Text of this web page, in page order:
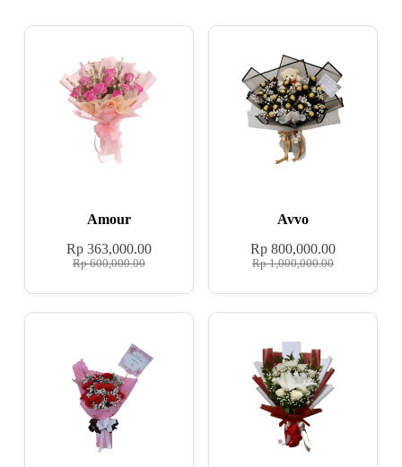
Amour
Rp600,000.00
Rp363,000.00
Avvo
Rp1,000,000.00
Rp 800,000.00